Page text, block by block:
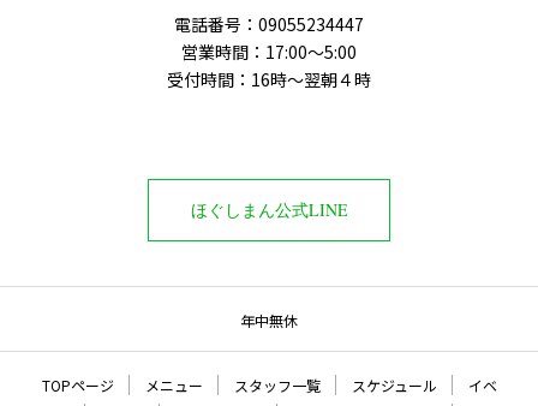
電話番号‭：09055234447
営業時間：17:00～5:00
受付時間：16時〜翌朝４時
ほぐしまん公式LINE
年中無休
TOPページ メニュー スタッフ一覧 スケジュール
イベ